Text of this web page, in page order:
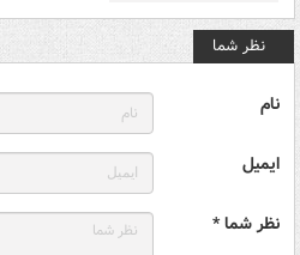
نظر شما
نام
ایمیل
نظر شما *